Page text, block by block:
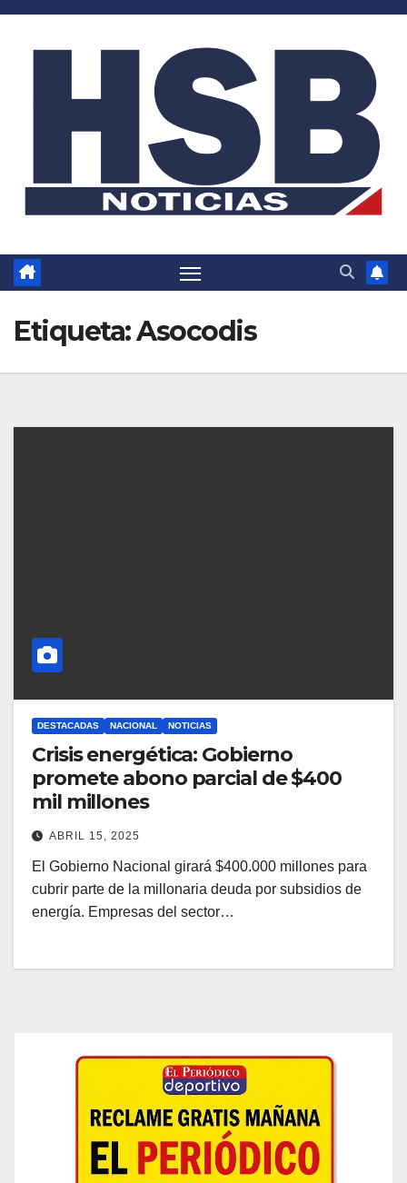
Saltar
Etiqueta:Asocodis
DESTACADAS NACIONAL NOTICIAS
Crisis energética: Gobierno
promete abono parcial de $400
mil millones
ABRIL 15, 2025
El Gobierno Nacional girará $400.000 millones para
cubrir parte de la millonaria deuda por subsidios de
energía. Empresas del sector…